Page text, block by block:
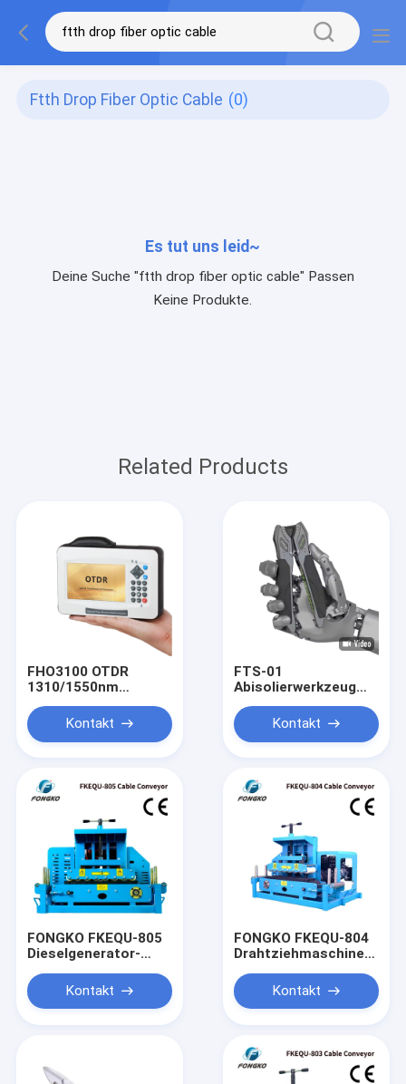
Ftth Drop Fiber Optic Cable (0)
Es tut uns leid~
Deine Suche "ftth drop fiber optic cable" Passen
Keine Produkte.
Related Products
FHO3100 OTDR
1310/1550nm
Glasfaser OTDR
Touchscreen VFL
OLS OPM
Ethernet OTDR
Kontakt
FTS-01
Abisolierwerkzeug
für Drop-Kabel
Flachkabel-
Abisolierer
Kontakt
FONGKO FKEQU-805
Dieselgenerator-
4~20m/min
Benzingenerator 1-
Kontakt
FONGKO FKEQU-804
Drahtziehmaschine
Benzingenerator 1-
18cm
Kontakt